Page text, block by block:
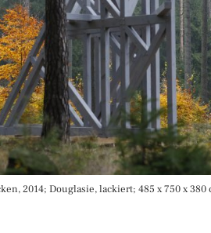
2014; Douglasie, lackiert; 485 x 750 x 380